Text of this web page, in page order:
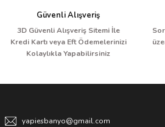
Güvenli Alışveriş
3D Güvenli Alışveriş Sitemi İle
Kredi Kartı veya Eft Ödemelerinizi
Kolaylıkla Yapabilirsiniz
yapiesbanyo@gmail.com